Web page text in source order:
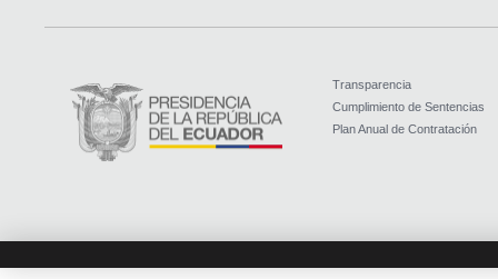
Transparencia
Cumplimiento de Sentencias
Plan Anual de Contratación